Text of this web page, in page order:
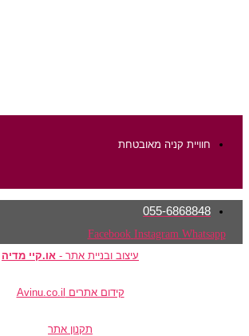
חוויית קניה מאובטחת
055-6868848
Facebook Instagram Whatsapp
עיצוב ובניית אתר -או.קיי מדיה
קידום אתרים Avinu.co.il
תקנון אתר